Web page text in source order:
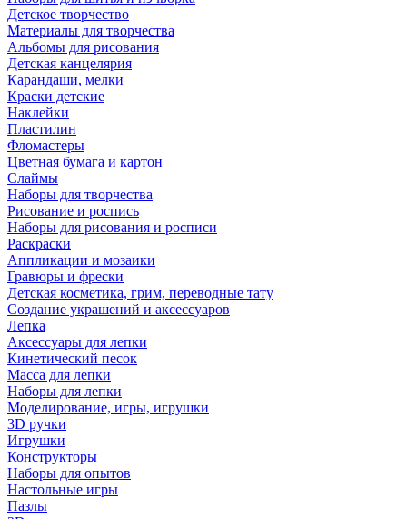
Детское творчество
Материалы для творчества
Альбомы для рисования
Детская канцелярия
Карандаши, мелки
Краски детские
Наклейки
Пластилин
Фломастеры
Цветная бумага и картон
Слаймы
Наборы для творчества
Рисование и роспись
Наборы для рисования и росписи
Раскраски
Аппликации и мозаики
Гравюры и фрески
Детская косметика, грим, переводные тату
Создание украшений и аксессуаров
Лепка
Аксессуары для лепки
Кинетический песок
Масса для лепки
Наборы для лепки
Моделирование, игры, игрушки
3D ручки
Игрушки
Конструкторы
Наборы для опытов
Настольные игры
Пазлы